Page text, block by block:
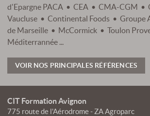
d'Epargne PACA • CEA • CMA-CGM •
Vaucluse • Continental Foods • Groupe
de Marseille • McCormick • Toulon
Méditerrannée ...
VOIR NOS PRINCIPALES RÉFÉRENCES
CIT Formation Avignon
775 route de l'Aérodrome - ZA Agroparc